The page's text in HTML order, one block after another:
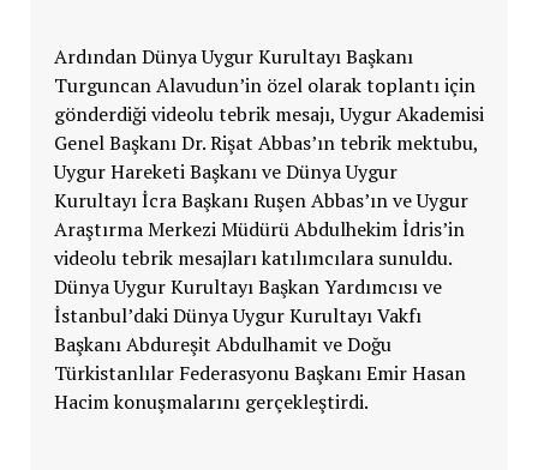
Ardından Dünya Uygur Kurultayı Başkanı
Turguncan Alavudun’in özel olarak toplantı için
gönderdiği videolu tebrik mesajı, Uygur Akademisi
Genel Başkanı Dr. Rişat Abbas’ın tebrik mektubu,
Uygur Hareketi Başkanı ve Dünya Uygur
Kurultayı İcra Başkanı Ruşen Abbas’ın ve Uygur
Araştırma Merkezi Müdürü Abdulhekim İdris’in
videolu tebrik mesajları katılımcılara sunuldu.
Dünya Uygur Kurultayı Başkan Yardımcısı ve
İstanbul’daki Dünya Uygur Kurultayı Vakfı
Başkanı Abdureşit Abdulhamit ve Doğu
Türkistanlılar Federasyonu Başkanı Emir Hasan
Hacim konuşmalarını gerçekleştirdi.